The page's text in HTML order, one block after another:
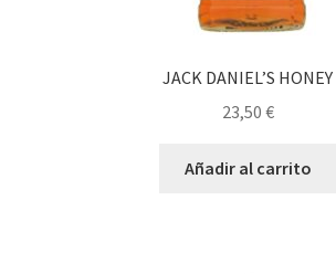
JACK DANIEL’S HONEY
23,50 €
Añadir al carrito